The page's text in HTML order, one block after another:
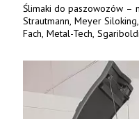
Ślimaki do paszowozów –
Strautmann, Meyer
Fach, Metal-Tech,
– 15 lub 18 mm. Możliwa
Polska. Tel. 609 144 596.